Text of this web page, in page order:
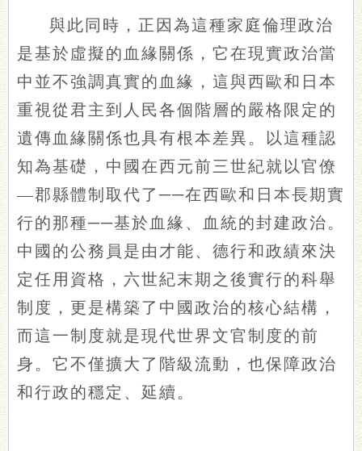
與此同時，正因為這種家庭倫理政治
是基於虛擬的血緣關係，它在現實政治當
中並不強調真實的血緣，這與西歐和日本
重視從君主到人民各個階層的嚴格限定的
遺傳血緣關係也具有根本差異。以這種認
知為基礎，中國在西元前三世紀就以官僚
—郡縣體制取代了──在西歐和日本長期實
行的那種──基於血緣、血統的封建政治。
中國的公務員是由才能、德行和政績來決
定任用資格，六世紀末期之後實行的科舉
制度，更是構築了中國政治的核心結構，
而這一制度就是現代世界文官制度的前
身。它不僅擴大了階級流動，也保障政治
和行政的穩定、延續。